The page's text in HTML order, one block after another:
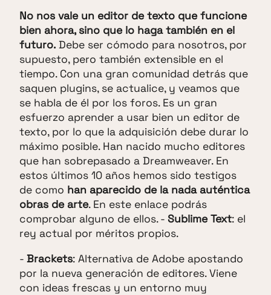
No nos vale un editor de texto que funcione
bien ahora, sino que lo haga también en el
futuro. Debe ser cómodo para nosotros, por
supuesto, pero también extensible en el
tiempo. Con una gran comunidad detrás que
saquen plugins, se actualice, y veamos que
se habla de él por los foros. Es un gran
esfuerzo aprender a usar bien un editor de
texto, por lo que la adquisición debe durar lo
máximo posible. Han nacido mucho editores
que han sobrepasado a Dreamweaver. En
estos últimos 10 años hemos sido testigos
de como han aparecido de la nada auténtica
obras de arte. En este enlace podrás
comprobar alguno de ellos. - Sublime Text: el
rey actual por méritos propios.
- Brackets: Alternativa de Adobe apostando
por la nueva generación de editores. Viene
con ideas frescas y un entorno muy